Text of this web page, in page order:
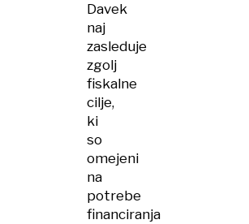
Davek
naj
zasleduje
zgolj
fiskalne
cilje,
ki
so
omejeni
na
potrebe
financiranja